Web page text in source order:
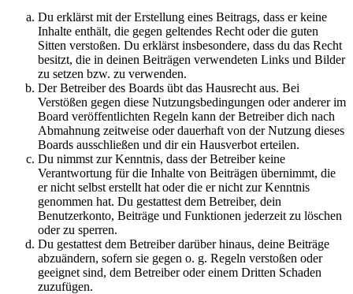
Du erklärst mit der Erstellung eines Beitrags, dass er keine
Inhalte enthält, die gegen geltendes Recht oder die guten
Sitten verstoßen. Du erklärst insbesondere, dass du das Recht
besitzt, die in deinen Beiträgen verwendeten Links und Bilder
zu setzen bzw. zu verwenden.
Der Betreiber des Boards übt das Hausrecht aus. Bei
Verstößen gegen diese Nutzungsbedingungen oder anderer im
Board veröffentlichten Regeln kann der Betreiber dich nach
Abmahnung zeitweise oder dauerhaft von der Nutzung dieses
Boards ausschließen und dir ein Hausverbot erteilen.
Du nimmst zur Kenntnis, dass der Betreiber keine
Verantwortung für die Inhalte von Beiträgen übernimmt, die
er nicht selbst erstellt hat oder die er nicht zur Kenntnis
genommen hat. Du gestattest dem Betreiber, dein
Benutzerkonto, Beiträge und Funktionen jederzeit zu löschen
oder zu sperren.
Du gestattest dem Betreiber darüber hinaus, deine Beiträge
abzuändern, sofern sie gegen o. g. Regeln verstoßen oder
geeignet sind, dem Betreiber oder einem Dritten Schaden
zuzufügen.